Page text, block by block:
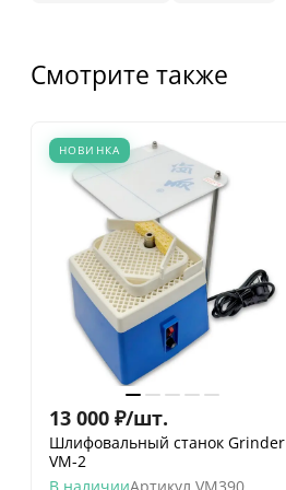
Смотрите также
НОВИНКА
13 000 ₽/шт.
Шлифовальный станок Grinder
VM-2